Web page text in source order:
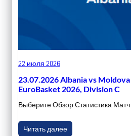
22 июля 2026
23.07.2026 Albania vs
EuroBasket 2026, Division C
Выберите Обзор Статистика
Читать далее